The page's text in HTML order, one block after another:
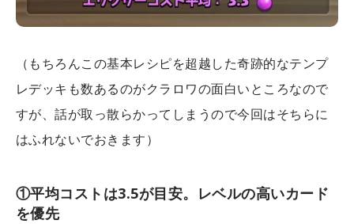
（もちろんこの基本レシピを超越した奇跡的なテンプ
レデッキも数あるのがクラロワの面白いところなので
すが、話が取っ散らかってしまうので今回はそちらに
はふれないでおきます）
①平均コストは3.5が目安。レベルの高いカード
を優先